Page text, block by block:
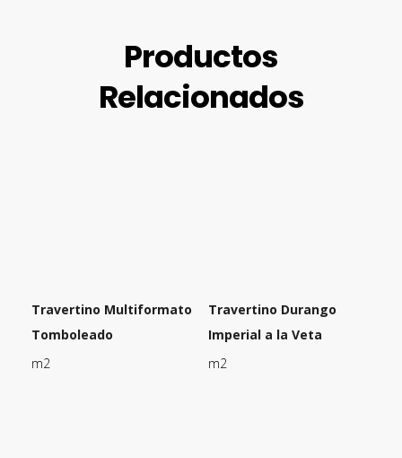
Productos
Relacionados
Travertino Multiformato
Tomboleado
m2
Travertino Durango
Imperial a la Veta
m2